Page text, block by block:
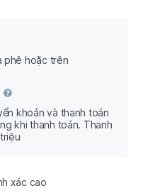
phê hoặc trên
khoản và thanh toán
khi thanh toán. Thanh
xác cao